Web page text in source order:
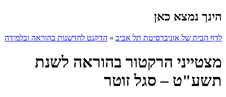
הינך נמצא כאן
לדף הבית של אוניברסיטת תל אביב » הדקנט לחדשנות בהוראה ובלמידה
מצטייני הרקטור בהוראה לשנת
תשע"ט – סגל זוטר